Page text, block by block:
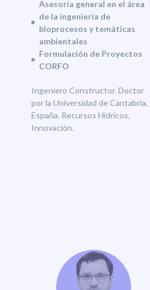
Asesoría general en el área
de la ingeniería de
bioprocesos y temáticas
ambientales
Formulación de Proyectos
CORFO
Ingeniero Constructor. Doctor
por la Universidad de Cantabria,
España. Recursos Hídricos,
Innovación.